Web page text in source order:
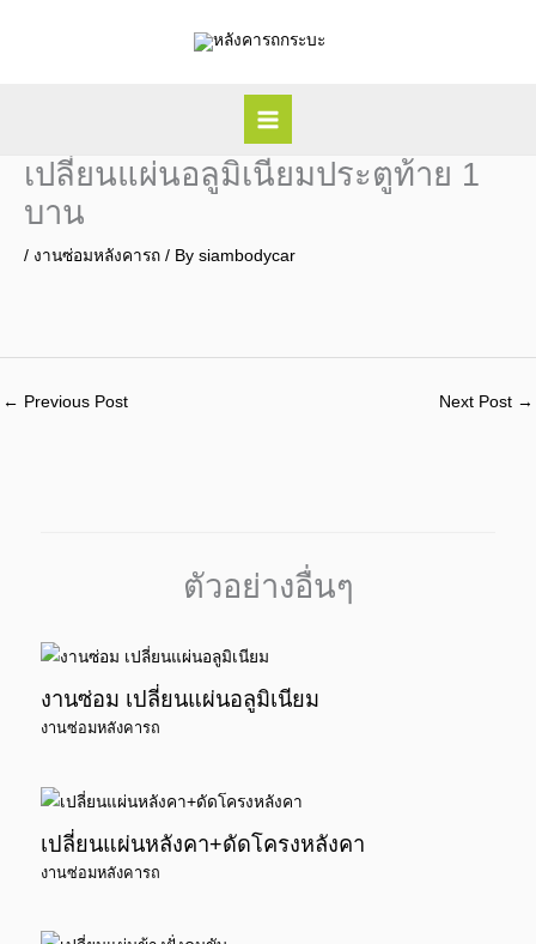
เปลี่ยนแผ่นอลูมิเนียมประตูท้าย 1
บาน
/ งานซ่อมหลังคารถ / By siambodycar
← Previous Post Next Post →
ตัวอย่างอื่นๆ
งานซ่อม เปลี่ยนแผ่นอลูมิเนียม
งานซ่อมหลังคารถ
เปลี่ยนแผ่นหลังคา+ดัดโครงหลังคา
งานซ่อมหลังคารถ